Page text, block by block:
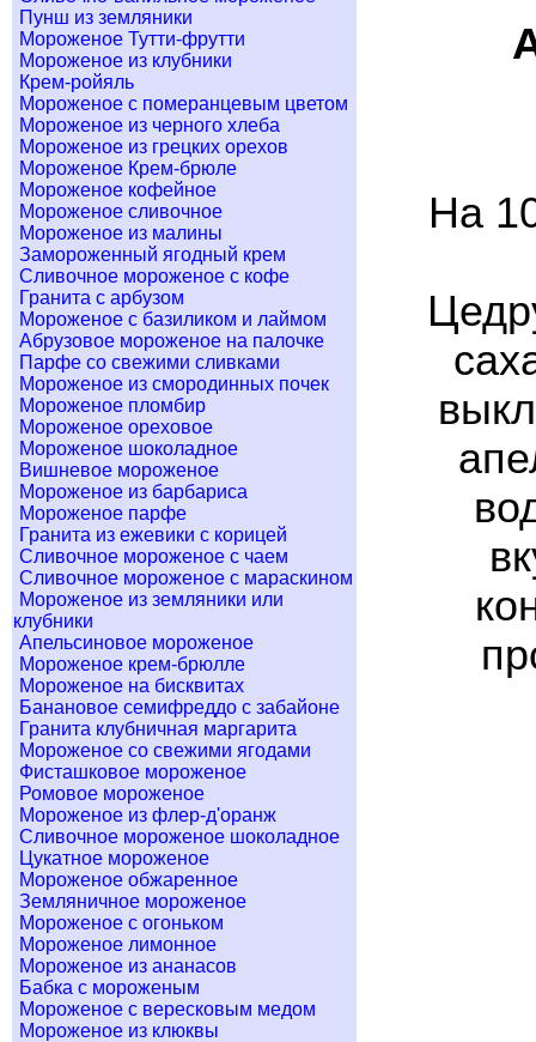
Пунш из земляники
Мороженое Тутти-фрутти
Мороженое из клубники
Крем-ройяль
Мороженое с померанцевым цветом
Мороженое из черного хлеба
Мороженое из грецких орехов
Мороженое Крем-брюле
Мороженое кофейное
Мороженое сливочное
Мороженое из малины
Замороженный ягодный крем
Сливочное мороженое с кофе
Гранита с арбузом
Мороженое с базиликом и лаймом
Абрузовое мороженое на палочке
Парфе со свежими сливками
Мороженое из смородинных почек
Мороженое пломбир
Мороженое ореховое
Мороженое шоколадное
Вишневое мороженое
Мороженое из барбариса
Мороженое парфе
Гранита из ежевики с корицей
Сливочное мороженое с чаем
Сливочное мороженое с мараскином
Мороженое из земляники или
клубники
Апельсиновое мороженое
Мороженое крем-брюлле
Мороженое на бисквитах
Банановое семифреддо с забайоне
Гранита клубничная маргарита
Мороженое со свежими ягодами
Фисташковое мороженое
Ромовое мороженое
Мороженое из флер-д'оранж
Сливочное мороженое шоколадное
Цукатное мороженое
Мороженое обжаренное
Земляничное мороженое
Мороженое с огоньком
Мороженое лимонное
Мороженое из ананасов
Бабка с мороженым
Мороженое с вересковым медом
Мороженое из клюквы
На